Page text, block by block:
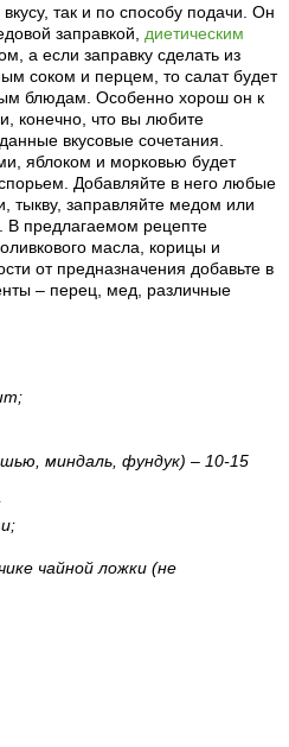
так и по способу подачи. Он
заправкой, диетическим
а если заправку сделать из
соком и перцем, то салат будет
блюдам. Особенно хорош он к
конечно, что вы любите
вкусовые сочетания.
яблоком и морковью будет
Добавляйте в него любые
тыкву, заправляйте медом или
В предлагаемом рецепте
масла, корицы и
от предназначения добавьте в
– перец, мед, различные
миндаль, фундук) – 10-15
чайной ложки (не